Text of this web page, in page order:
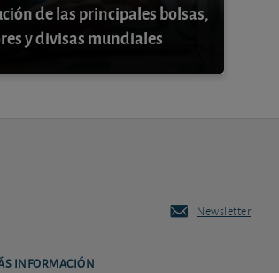
de las principales bolsas,
y divisas mundiales
Newsletter
INFORMACIÓN